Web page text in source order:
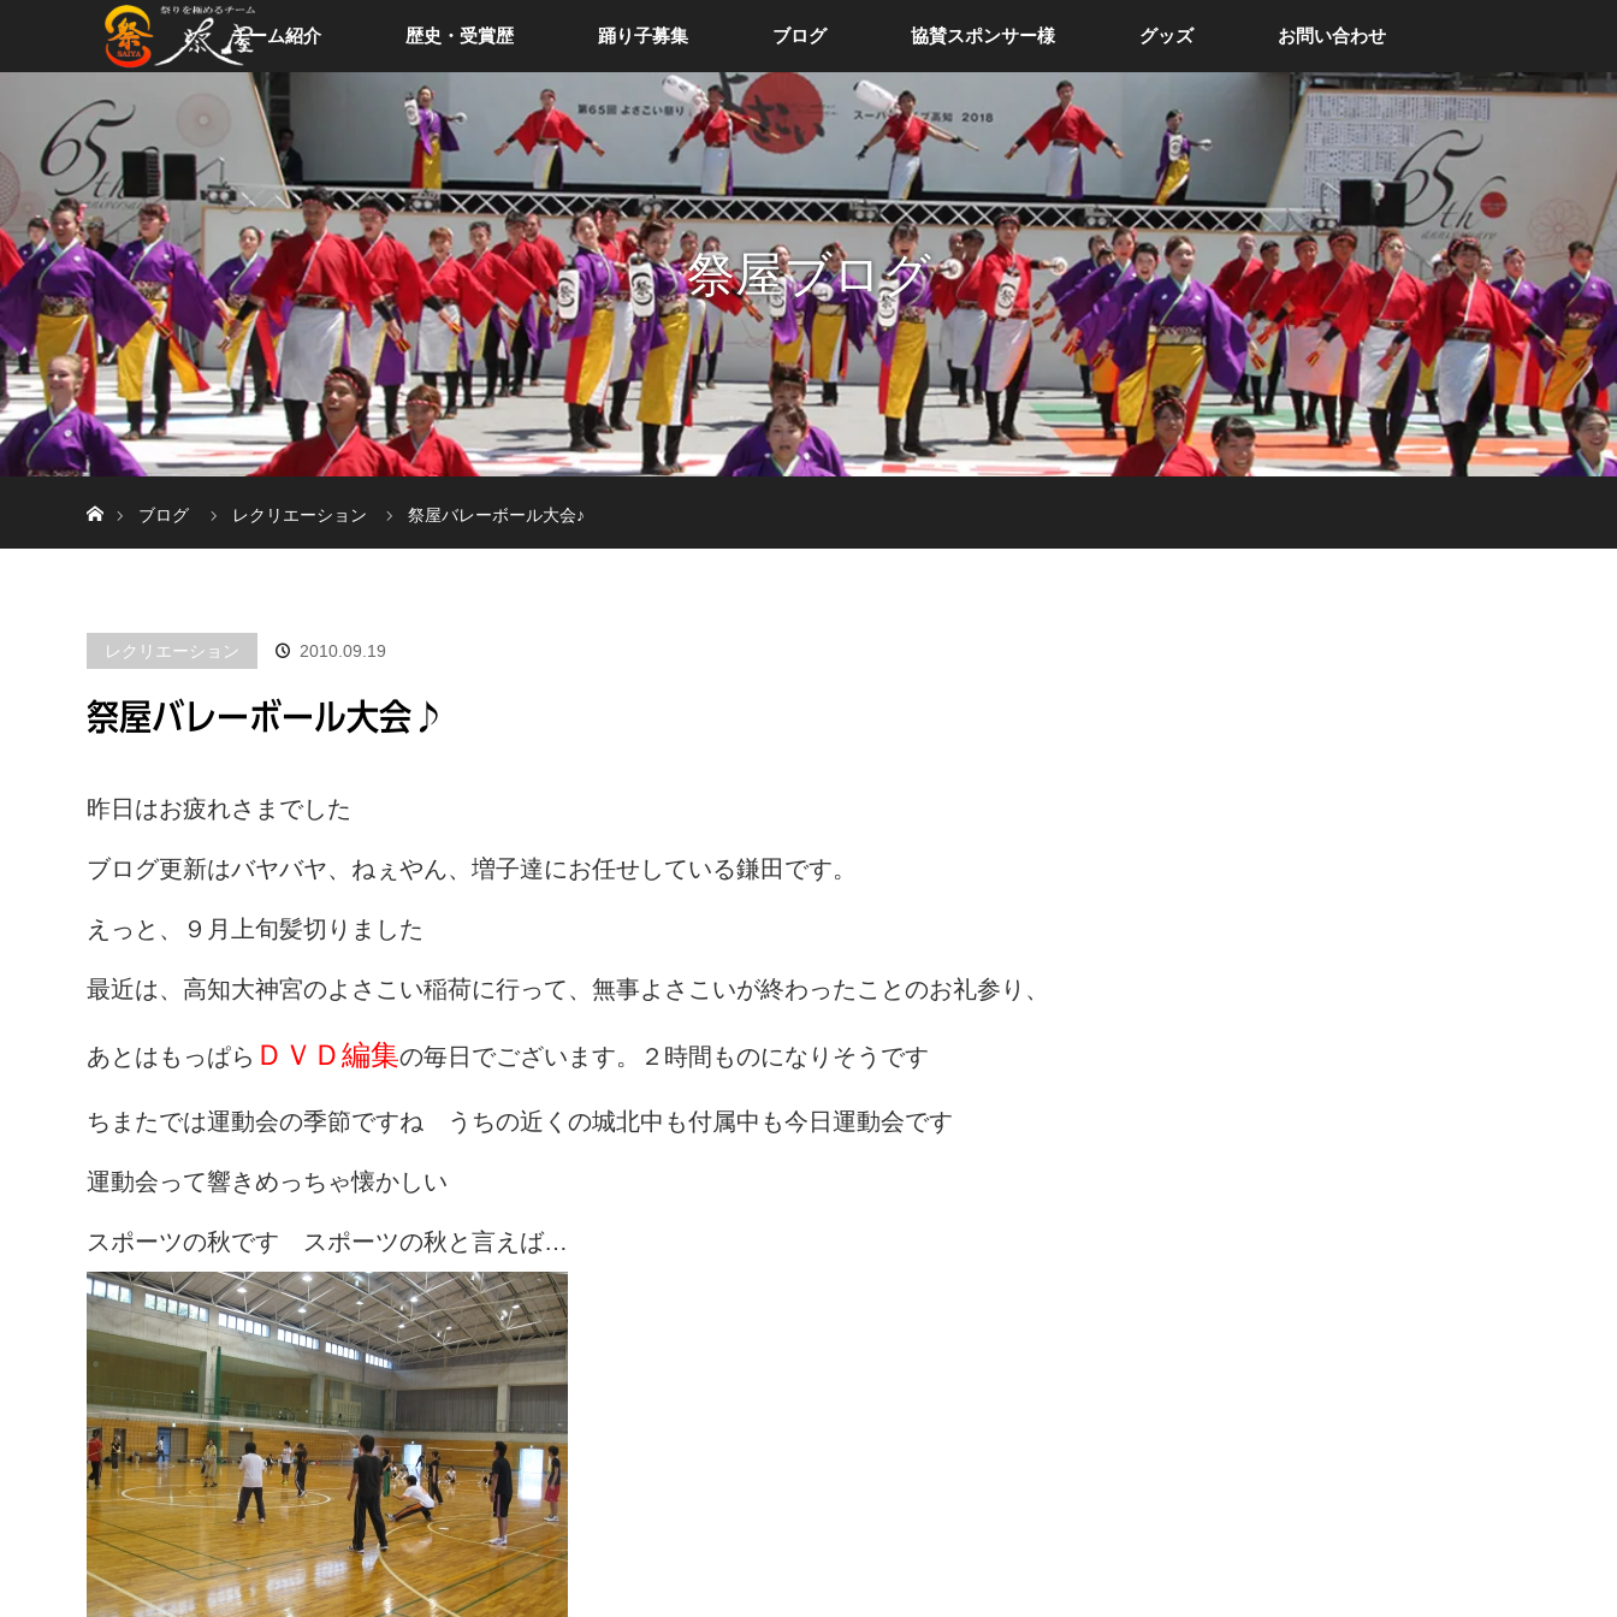
チーム紹介 歴史・受賞歴 踊り子募集 ブログ 協賛スポンサー様 グッズ お問い合わせ
祭屋ブログ
ブログ
レクリエーション 祭屋バレーボール大会♪
レクリエーション 2010.09.19
祭屋バレーボール大会♪
昨日はお疲れさまでした
ブログ更新はバヤバヤ、ねぇやん、増子達にお任せしている鎌田です。
えっと、９月上旬髪切りました
最近は、高知大神宮のよさこい稲荷に行って、無事よさこいが終わったことのお礼参り、
あとはもっぱら ＤＶＤ編集の毎日でございます。２時間ものになりそうです
ちまたでは運動会の季節ですね うちの近くの城北中も付属中も今日運動会です
運動会って響きめっちゃ懐かしい
スポーツの秋です スポーツの秋と言えば…